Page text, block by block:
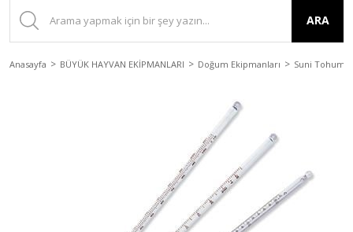
ARA
Anasayfa BÜYÜK HAYVAN EKİPMANLARI Doğum Ekipmanları Suni